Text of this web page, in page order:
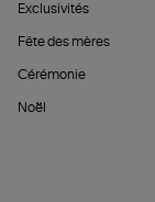
Exclusivités
Fête des mères
Cérémonie
Noël